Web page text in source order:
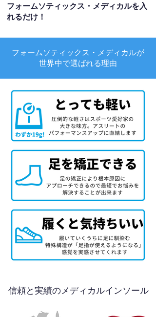
フォームソティックス・メディカルを入
れるだけ！
フォームソティックス・メディカルが
世界中で選ばれる理由
信頼と実績のメディカルインソール